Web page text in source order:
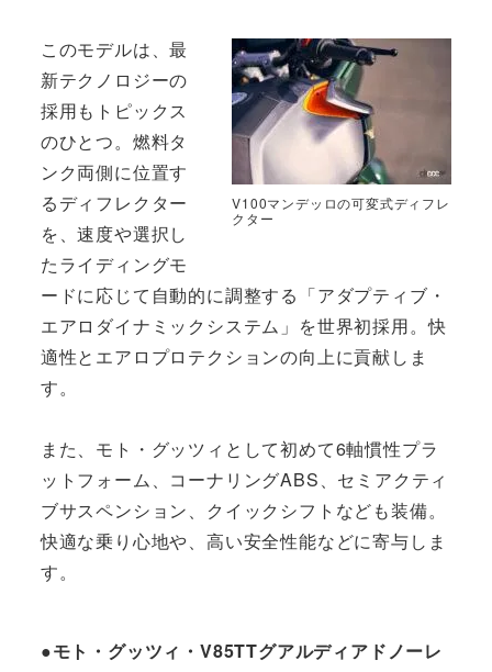
V100マンデッロの可変式ディフレ
クター
このモデルは、最
新テクノロジーの
採用もトピックス
のひとつ。燃料タ
ンク両側に位置す
るディフレクター
を、速度や選択し
たライディングモ
ードに応じて自動的に調整する「アダプティブ・
エアロダイナミックシステム」を世界初採用。快
適性とエアロプロテクションの向上に貢献しま
す。
また、モト・グッツィとして初めて6軸慣性プラ
ットフォーム、コーナリングABS、セミアクティ
ブサスペンション、クイックシフトなども装備。
快適な乗り心地や、高い安全性能などに寄与しま
す。
●モト・グッツィ・V85TTグアルディアドノーレ